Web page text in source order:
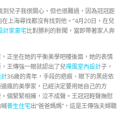
到兒子我很開心，但也很難過，因為冠冠距
上海尋找都沒有找到他。”4月20日，在兒
計家豪宅比對勝利的新聞，當即帶著家人奔
正坐在她的平衡美學吧檯後面，她的表情
王傳強一眼就認出了兒禪風室內設計子，
36歲的青年，手段的疤痕、眼下的黑痣依
瘋的美學家，已經決定要用她自己的方
倆緊緊相擁，泣不成聲。王冠冠輕聲撫慰
養生住宅出“爸爸媽媽”，這是王傳強夫婦聽